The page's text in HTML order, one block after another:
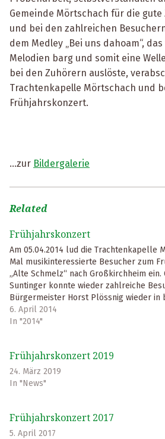
Gemeinde Mörtschach für die
und bei den zahlreichen
dem Medley „Bei uns dahoam“,
Melodien barg und somit eine
bei den Zuhörern auslöste,
Trachtenkapelle Mörtschach und
Frühjahrskonzert.
…zur Bildergalerie
Related
Frühjahrskonzert
Am 05.04.2014 lud die Trachtenkapelle
Mal musikinteressierte Besucher zum
„Alte Schmelz“ nach Großkirchheim
Suntinger konnte wieder zahlreiche
Bürgermeister Horst Plössnig wieder in
das bunt gemischte Programm führte.
abwechselnd vom Kapellmeister
6. April 2014
In "2014"
Frühjahrskonzert 2019
24. März 2019
In "News"
Frühjahrskonzert 2017
5. April 2017